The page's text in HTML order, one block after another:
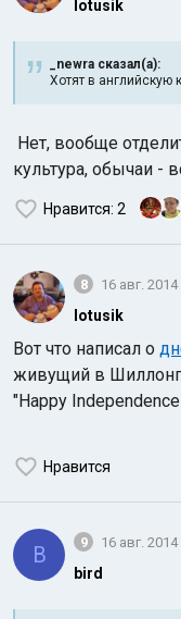
lotusik
_newra сказал(а):
Хотят в английскую
Нет, вообще
культура, обычаи -
Нравится: 2
8 16 авг. 2014
lotusik
Вот что написал о
живущий в
"Happy
Нравится
B 9 16 авг. 2014
bird